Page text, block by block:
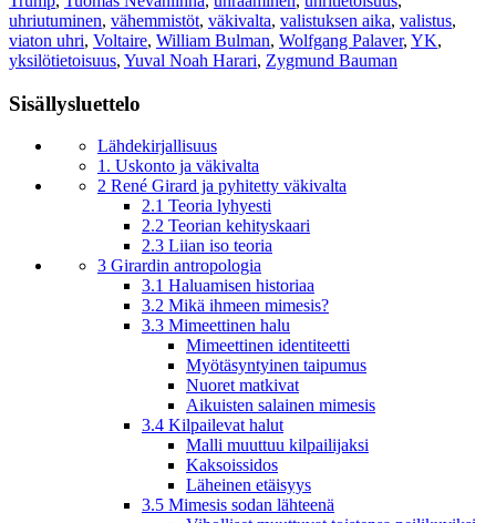
uhriutuminen, vähemmistöt, väkivalta, valistuksen aika, valistus,
viaton uhri, Voltaire, William Bulman, Wolfgang Palaver, YK,
yksilötietoisuus, Yuval Noah Harari, Zygmund Bauman
Sisällysluettelo
Lähdekirjallisuus
1. Uskonto ja väkivalta
2 René Girard ja pyhitetty väkivalta
2.1 Teoria lyhyesti
2.2 Teorian kehityskaari
2.3 Liian iso teoria
3 Girardin antropologia
3.1 Haluamisen historiaa
3.2 Mikä ihmeen mimesis?
3.3 Mimeettinen halu
Mimeettinen identiteetti
Myötäsyntyinen taipumus
Nuoret matkivat
Aikuisten salainen mimesis
3.4 Kilpailevat halut
Malli muuttuu kilpailijaksi
Kaksoissidos
Läheinen etäisyys
3.5 Mimesis sodan lähteenä